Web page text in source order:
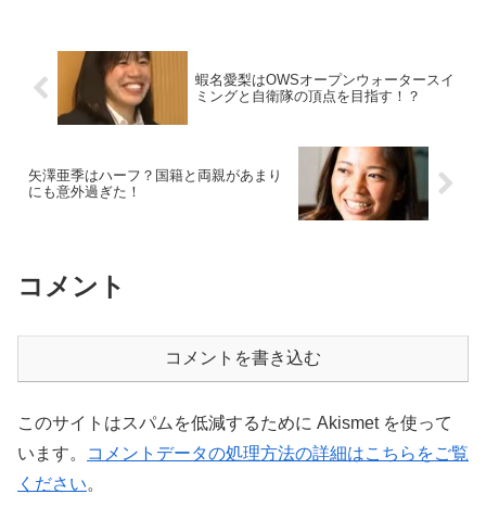
蝦名愛梨はOWSオープンウォータースイ
ミングと自衛隊の頂点を目指す！？
矢澤亜季はハーフ？国籍と両親があまり
にも意外過ぎた！
コメント
コメントを書き込む
このサイトはスパムを低減するために Akismet を使って
います。
コメントデータの処理方法の詳細はこちらをご覧
ください。